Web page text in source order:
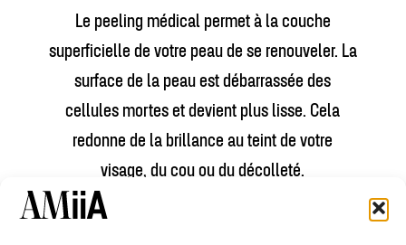
Le peeling médical permet à la couche
superficielle de votre peau de se renouveler. La
surface de la peau est débarrassée des
cellules mortes et devient plus lisse. Cela
redonne de la brillance au teint de votre
visage, du cou ou du décolleté.